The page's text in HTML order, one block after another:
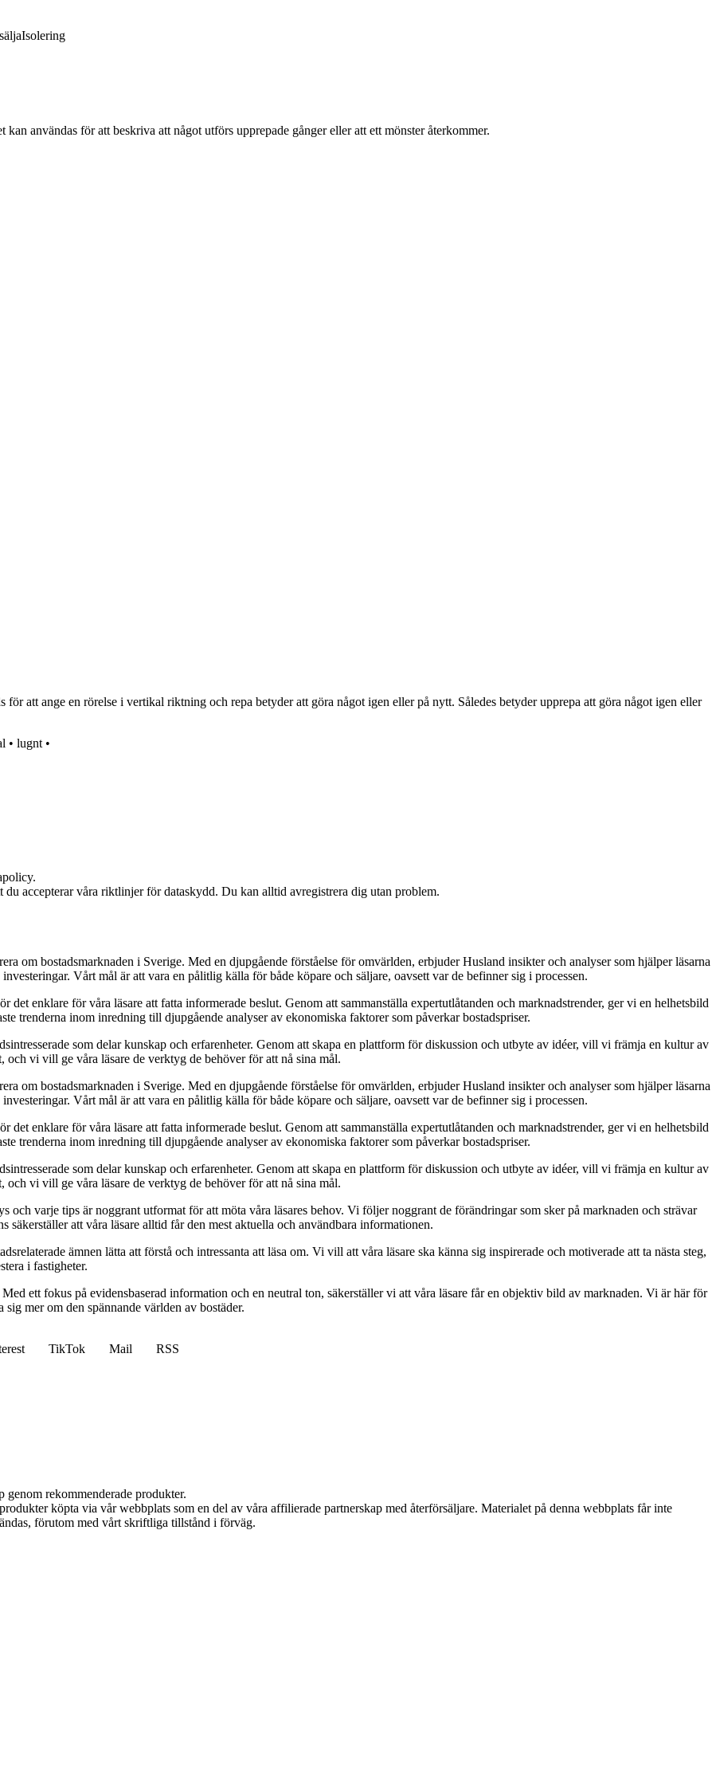
Isolering
användas för att beskriva att något utförs upprepade gånger eller att ett mönster återkommer.
att ange en rörelse i vertikal riktning och repa betyder att göra något igen eller på nytt. Således betyder upprepa att göra något igen eller
• lugnt •
accepterar våra riktlinjer för dataskydd. Du kan alltid avregistrera dig utan problem.
om bostadsmarknaden i Sverige. Med en djupgående förståelse för omvärlden, erbjuder Husland insikter och analyser som hjälper läsarna
Vårt mål är att vara en pålitlig källa för både köpare och säljare, oavsett var de befinner sig i processen.
enklare för våra läsare att fatta informerade beslut. Genom att sammanställa expertutlåtanden och marknadstrender, ger vi en helhetsbild
trenderna inom inredning till djupgående analyser av ekonomiska faktorer som påverkar bostadspriser.
som delar kunskap och erfarenheter. Genom att skapa en plattform för diskussion och utbyte av idéer, vill vi främja en kultur av
vi vill ge våra läsare de verktyg de behöver för att nå sina mål.
om bostadsmarknaden i Sverige. Med en djupgående förståelse för omvärlden, erbjuder Husland insikter och analyser som hjälper läsarna
Vårt mål är att vara en pålitlig källa för både köpare och säljare, oavsett var de befinner sig i processen.
enklare för våra läsare att fatta informerade beslut. Genom att sammanställa expertutlåtanden och marknadstrender, ger vi en helhetsbild
trenderna inom inredning till djupgående analyser av ekonomiska faktorer som påverkar bostadspriser.
som delar kunskap och erfarenheter. Genom att skapa en plattform för diskussion och utbyte av idéer, vill vi främja en kultur av
vi vill ge våra läsare de verktyg de behöver för att nå sina mål.
och varje tips är noggrant utformat för att möta våra läsares behov. Vi följer noggrant de förändringar som sker på marknaden och strävar
att våra läsare alltid får den mest aktuella och användbara informationen.
ämnen lätta att förstå och intressanta att läsa om. Vi vill att våra läsare ska känna sig inspirerade och motiverade att ta nästa steg,
i fastigheter.
ett fokus på evidensbaserad information och en neutral ton, säkerställer vi att våra läsare får en objektiv bild av marknaden. Vi är här för
mer om den spännande världen av bostäder.
TikTok Mail
RSS
rekommenderade produkter.
köpta via vår webbplats som en del av våra affilierade partnerskap med återförsäljare. Materialet på denna webbplats får inte
förutom med vårt skriftliga tillstånd i förväg.